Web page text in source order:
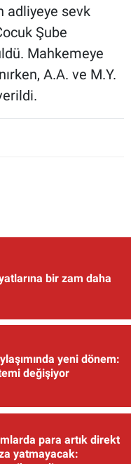
adliyeye sevk
Şube
Mahkemeye
A.A. ve M.Y.
bir zam daha
yeni dönem:
değişiyor
para artık direkt
yatmayacak: